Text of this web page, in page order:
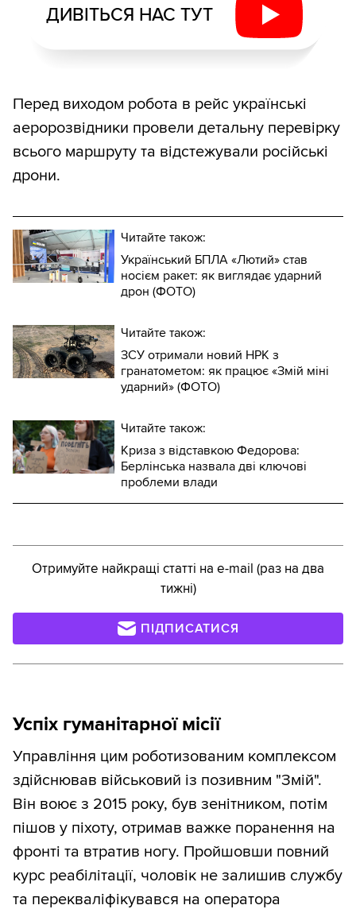
ДИВІТЬСЯ НАС ТУТ
Перед виходом робота в рейс українські
аеророзвідники провели детальну перевірку
всього маршруту та відстежували російські
дрони.
Читайте також:
Український БПЛА «Лютий» став
носієм ракет: як виглядає ударний
дрон (ФОТО)
Читайте також:
ЗСУ отримали новий НРК з
гранатометом: як працює «Змій міні
ударний» (ФОТО)
Читайте також:
Криза з відставкою Федорова:
Берлінська назвала дві ключові
проблеми влади
Отримуйте найкращі статті на e-mail (раз на два
тижні)
ПІДПИСАТИСЯ
Успіх гуманітарної місії
Управління цим роботизованим комплексом
здійснював військовий із позивним "Змій".
Він воює з 2015 року, був зенітником, потім
пішов у піхоту, отримав важке поранення на
фронті та втратив ногу. Пройшовши повний
курс реабілітації, чоловік не залишив службу
та перекваліфікувався на оператора